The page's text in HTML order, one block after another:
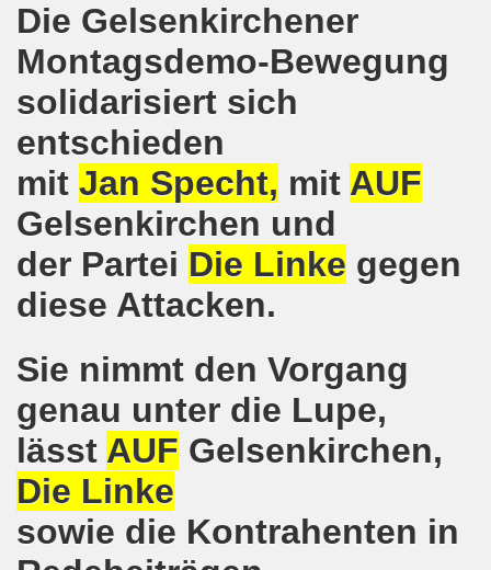
Die Gelsenkirchener
Montagsdemo-Bewegung
solidarisiert sich
entschieden
mit Jan Specht, mit AUF
Gelsenkirchen und
der Partei Die Linke gegen
diese Attacken.
Sie nimmt den Vorgang
genau unter die Lupe,
lässt AUF Gelsenkirchen,
Die Linke
sowie die Kontrahenten in
Rechtsruck der Bundesregierung in Berlin!
auch am 24.09.2017 für die internationalistische Liste
zur Bundestagswahl in Berlin am 24.09.2017
im direkten Gespräch - Diskussion mit
ARGE Gelsenkirchen ein Bewerbungstraining
feiert Erfolg - Weltfrauenaktivistin in Indien
Bewegung wird zum rauschenden Volksfest
Gelsenkirchener Montagsdemo-Bewegung am 14.
Bewegung steht solidarisch hinter Siegmar Herrlinger,
machende Demonstration direkt in der